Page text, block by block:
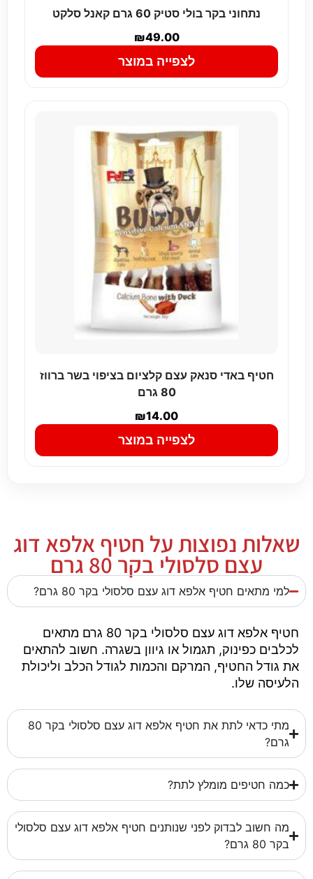
נתחוני בקר בולי סטיק 60 גרם קאנל סלקט
₪49.00
לצפייה במוצר
חטיף באדי סנאק עצם קלציום בציפוי בשר ברווז
80 גרם
₪14.00
לצפייה במוצר
שאלות נפוצות על חטיף אלפא דוג
עצם סלסולי בקר 80 גרם
למי מתאים חטיף אלפא דוג עצם סלסולי בקר 80 גרם?
חטיף אלפא דוג עצם סלסולי בקר 80 גרם מתאים
לכלבים כפינוק, תגמול או גיוון בשגרה. חשוב להתאים
את גודל החטיף, המרקם והכמות לגודל הכלב וליכולת
הלעיסה שלו.
מתי כדאי לתת את חטיף אלפא דוג עצם סלסולי בקר 80
גרם?
כמה חטיפים מומלץ לתת?
מה חשוב לבדוק לפני שנותנים חטיף אלפא דוג עצם סלסולי
בקר 80 גרם?